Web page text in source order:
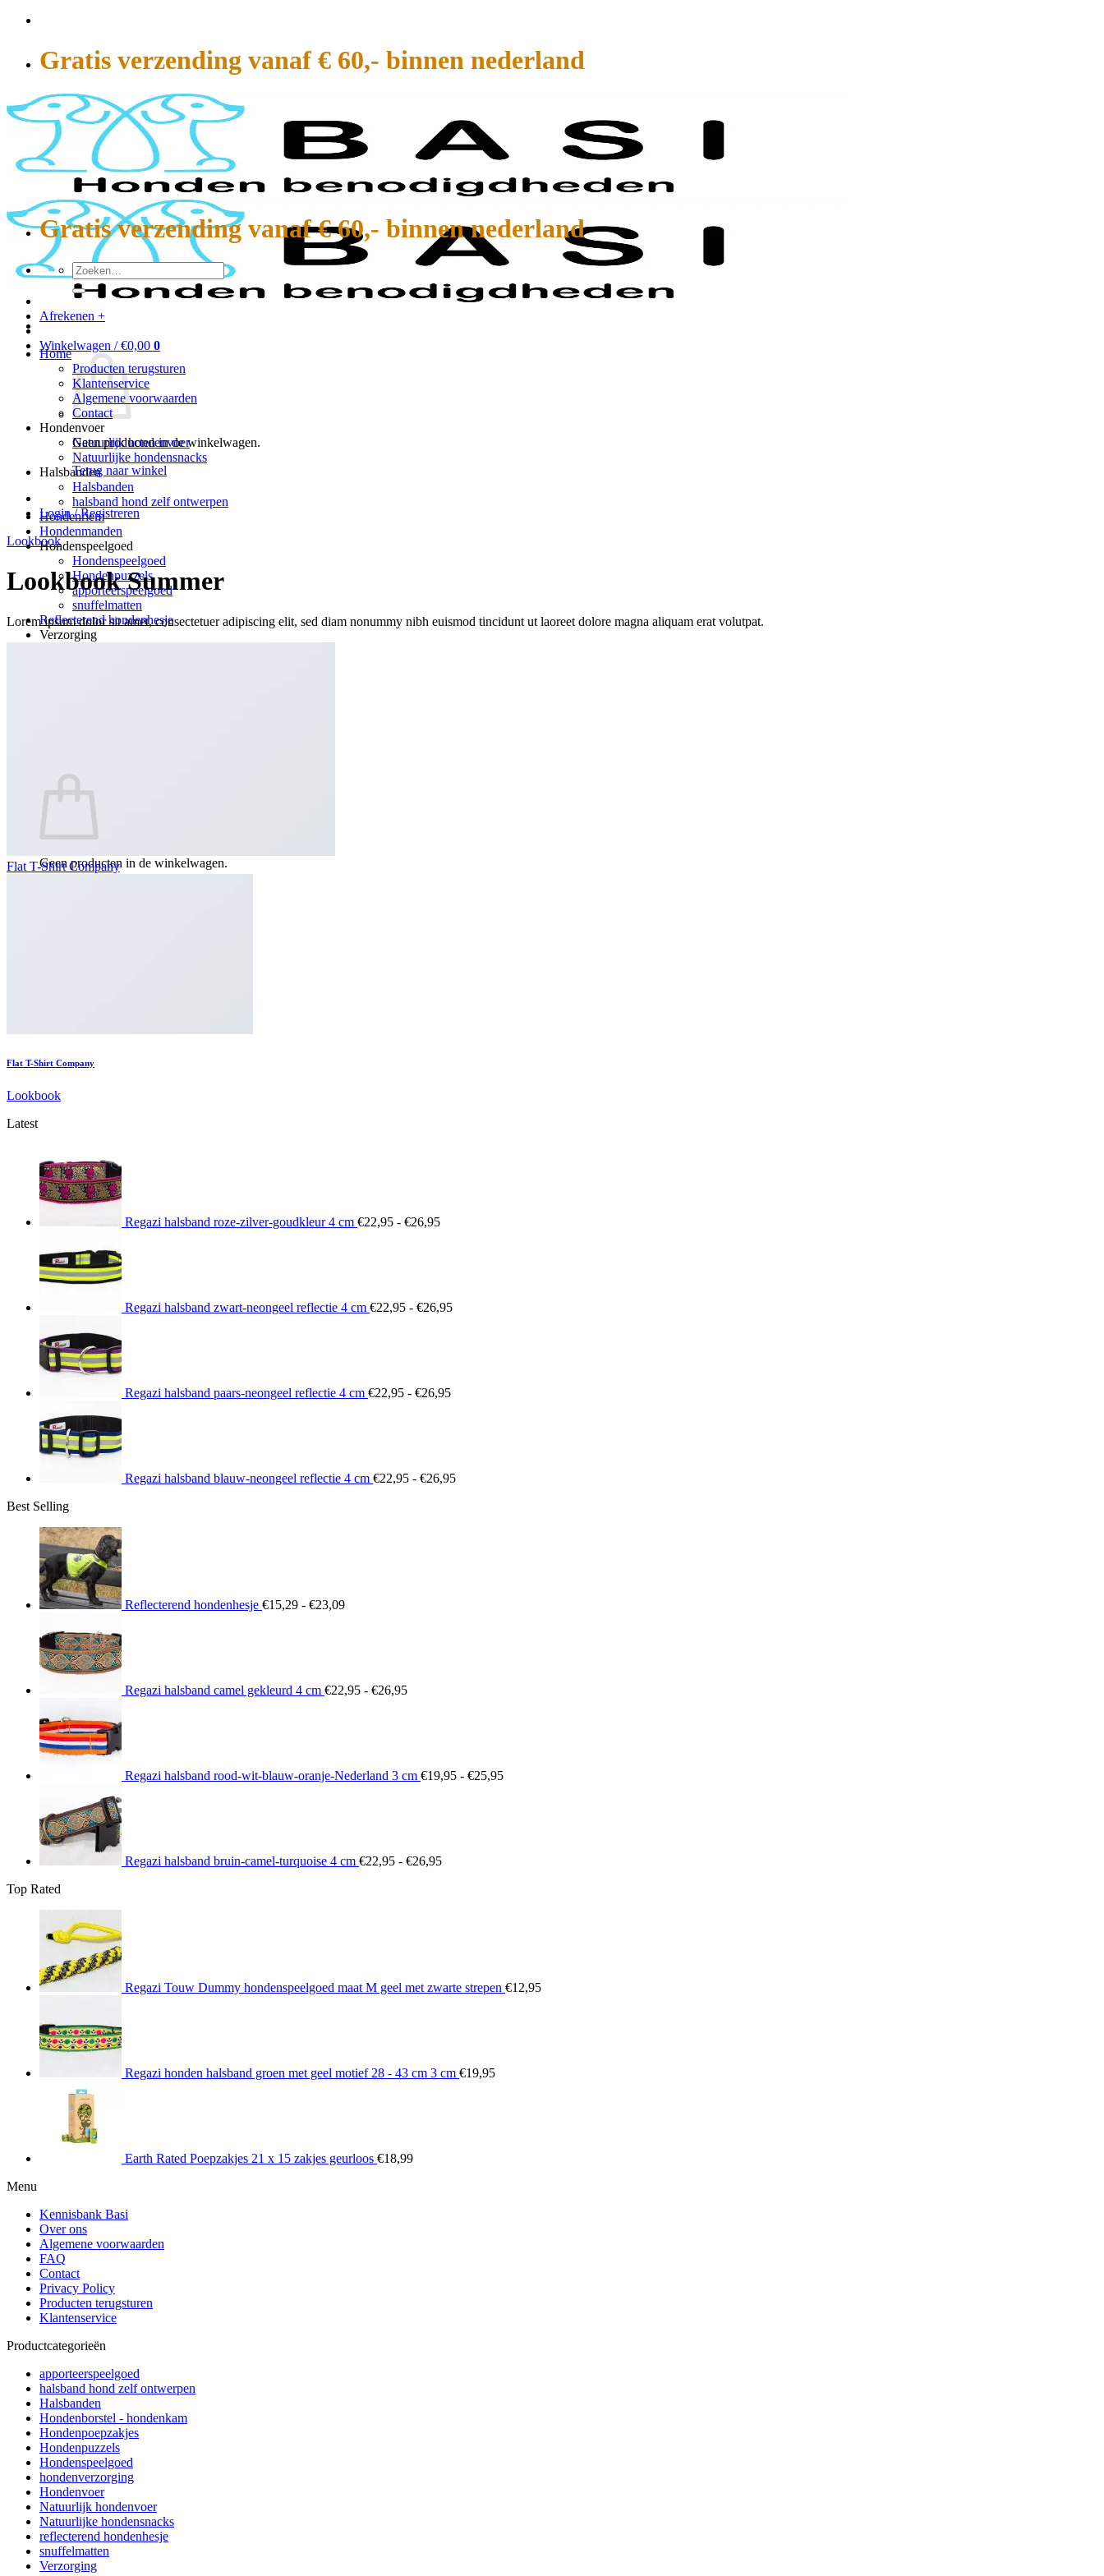
Gratis verzending vanaf € 60,- binnen nederland
Home
Producten terugsturen
Klantenservice
Algemene voorwaarden
Contact
Hondenvoer
Natuurlijk hondenvoer
Natuurlijke hondensnacks
Halsbanden
Halsbanden
halsband hond zelf ontwerpen
Hondenriem
Hondenmanden
Hondenspeelgoed
Hondenspeelgoed
Hondenpuzzels
apporteerspeelgoed
snuffelmatten
Reflecterend hondenhesje
Verzorging
Geen producten in de winkelwagen.
Gratis verzending vanaf € 60,- binnen nederland
Zoeken
naar:
Afrekenen +
Winkelwagen /€0,00 0
Geen producten in de winkelwagen.
Terug naar winkel
Login / Registreren
Lookbook
Lookbook Summer
Lorem ipsum dolor sit amet, consectetuer adipiscing elit, sed diam nonummy nibh euismod tincidunt ut laoreet dolore magna aliquam erat volutpat.
Flat T-Shirt Company
Flat T-Shirt Company
Lookbook
Latest
Regazi halsband roze-zilver-goudkleur 4 cm €22,95 - €26,95
Regazi halsband zwart-neongeel reflectie 4 cm €22,95 - €26,95
Regazi halsband paars-neongeel reflectie 4 cm €22,95 - €26,95
Regazi halsband blauw-neongeel reflectie 4 cm €22,95 - €26,95
Best Selling
Reflecterend hondenhesje €15,29 - €23,09
Regazi halsband camel gekleurd 4 cm €22,95 - €26,95
Regazi halsband rood-wit-blauw-oranje-Nederland 3 cm €19,95 - €25,95
Regazi halsband bruin-camel-turquoise 4 cm €22,95 - €26,95
Top Rated
Regazi Touw Dummy hondenspeelgoed maat M geel met zwarte strepen €12,95
Regazi honden halsband groen met geel motief 28 - 43 cm 3 cm €19,95
Earth Rated Poepzakjes 21 x 15 zakjes geurloos €18,99
Menu
Kennisbank Basi
Over ons
Algemene voorwaarden
FAQ
Contact
Privacy Policy
Producten terugsturen
Klantenservice
Productcategorieën
apporteerspeelgoed
halsband hond zelf ontwerpen
Halsbanden
Hondenborstel - hondenkam
Hondenpoepzakjes
Hondenpuzzels
Hondenspeelgoed
hondenverzorging
Hondenvoer
Natuurlijk hondenvoer
Natuurlijke hondensnacks
reflecterend hondenhesje
snuffelmatten
Verzorging